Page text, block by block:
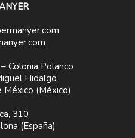
Colonia Polanco
Hidalgo
México (México)
310
(España)